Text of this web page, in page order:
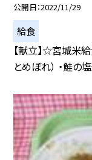
公開日 2022/11/29
給食
【献立】☆宮城米
とめぼれ） ・鮭の